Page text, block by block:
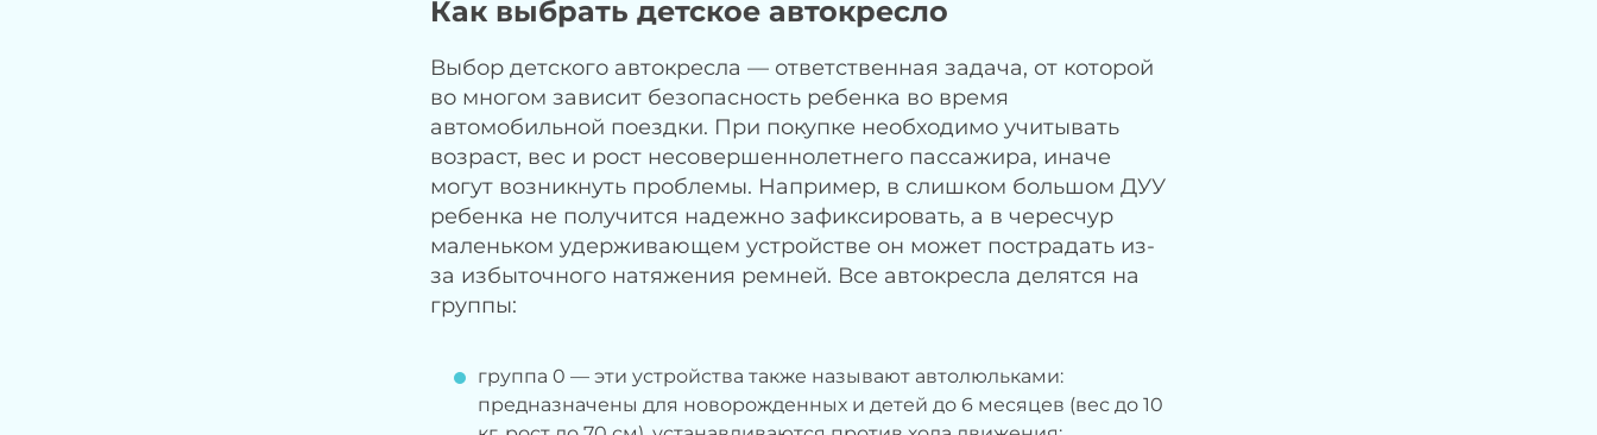
Как выбрать детское автокресло
Выбор детского автокресла — ответственная задача, от которой
во многом зависит безопасность ребенка во время
автомобильной поездки. При покупке необходимо учитывать
возраст, вес и рост несовершеннолетнего пассажира, иначе
могут возникнуть проблемы. Например, в слишком большом ДУУ
ребенка не получится надежно зафиксировать, а в чересчур
маленьком удерживающем устройстве он может пострадать из-
за избыточного натяжения ремней. Все автокресла делятся на
группы:
группа 0 — эти устройства также называют автолюльками:
предназначены для новорожденных и детей до 6 месяцев (вес до 10